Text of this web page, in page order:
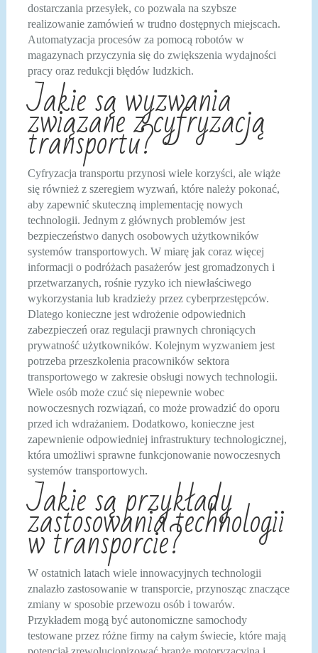
dostarczania przesyłek, co pozwala na szybsze
realizowanie zamówień w trudno dostępnych miejscach.
Automatyzacja procesów za pomocą robotów w
magazynach przyczynia się do zwiększenia wydajności
pracy oraz redukcji błędów ludzkich.
Jakie są wyzwania
związane z cyfryzacją
transportu?
Cyfryzacja transportu przynosi wiele korzyści, ale wiąże
się również z szeregiem wyzwań, które należy pokonać,
aby zapewnić skuteczną implementację nowych
technologii. Jednym z głównych problemów jest
bezpieczeństwo danych osobowych użytkowników
systemów transportowych. W miarę jak coraz więcej
informacji o podróżach pasażerów jest gromadzonych i
przetwarzanych, rośnie ryzyko ich niewłaściwego
wykorzystania lub kradzieży przez cyberprzestępców.
Dlatego konieczne jest wdrożenie odpowiednich
zabezpieczeń oraz regulacji prawnych chroniących
prywatność użytkowników. Kolejnym wyzwaniem jest
potrzeba przeszkolenia pracowników sektora
transportowego w zakresie obsługi nowych technologii.
Wiele osób może czuć się niepewnie wobec
nowoczesnych rozwiązań, co może prowadzić do oporu
przed ich wdrażaniem. Dodatkowo, konieczne jest
zapewnienie odpowiedniej infrastruktury technologicznej,
która umożliwi sprawne funkcjonowanie nowoczesnych
systemów transportowych.
Jakie są przykłady
zastosowania technologii
w transporcie?
W ostatnich latach wiele innowacyjnych technologii
znalazło zastosowanie w transporcie, przynosząc znaczące
zmiany w sposobie przewozu osób i towarów.
Przykładem mogą być autonomiczne samochody
testowane przez różne firmy na całym świecie, które mają